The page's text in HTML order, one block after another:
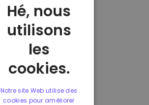
Hé, nous
utilisons
les
cookies.
Notre site Web utilise des
cookies pour améliorer